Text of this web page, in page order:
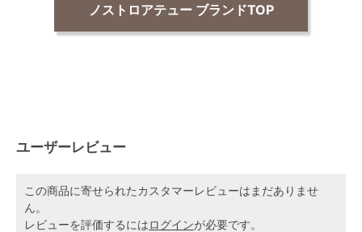
ノストロアテュー ブランドTOP
ユーザーレビュー
この商品に寄せられたカスタマーレビューはまだありませ
ん。
レビューを評価するにはログインが必要です。